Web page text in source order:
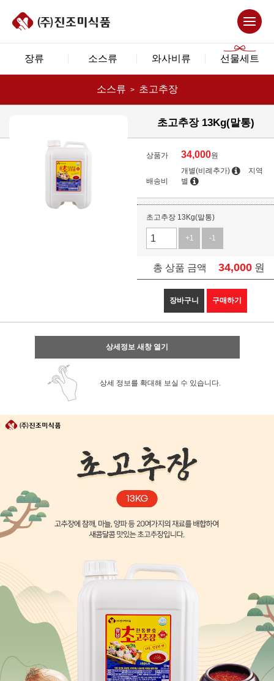
장류 소스류 와사비류 선물세트
소스류 초고추장
초고추장 13Kg(말통)
상품가 34,000원
배송비
개별(비례추가)
지역
별
초고추장 13Kg(말통)
+1 -1
총 상품 금액 34,000 원
장바구니 구매하기
상세정보 새창 열기
상세 정보를 확대해 보실 수 있습니다.